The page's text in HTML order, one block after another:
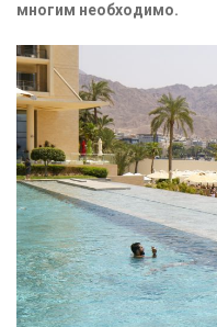
многим необходимо.